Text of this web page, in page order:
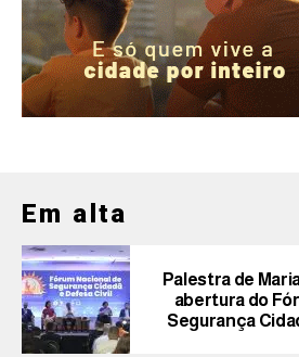
Em alta
Palestra de
abertura do
Segurança